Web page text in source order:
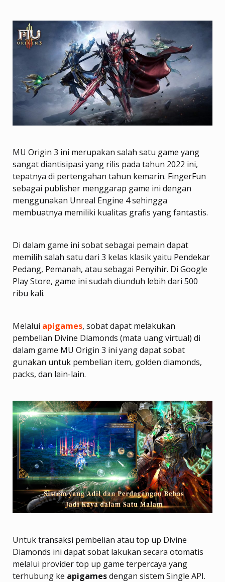
MU Origin 3 ini merupakan salah satu game yang
sangat diantisipasi yang rilis pada tahun 2022 ini,
tepatnya di pertengahan tahun kemarin. FingerFun
sebagai publisher menggarap game ini dengan
menggunakan Unreal Engine 4 sehingga
membuatnya memiliki kualitas grafis yang fantastis.
Di dalam game ini sobat sebagai pemain dapat
memilih salah satu dari 3 kelas klasik yaitu Pendekar
Pedang, Pemanah, atau sebagai Penyihir. Di Google
Play Store, game ini sudah diunduh lebih dari 500
ribu kali.
Melalui apigames, sobat dapat melakukan
pembelian Divine Diamonds (mata uang virtual) di
dalam game MU Origin 3 ini yang dapat sobat
gunakan untuk pembelian item, golden diamonds,
packs, dan lain-lain.
Untuk transaksi pembelian atau top up Divine
Diamonds ini dapat sobat lakukan secara otomatis
melalui provider top up game terpercaya yang
terhubung ke apigamesdengan sistem Single API.